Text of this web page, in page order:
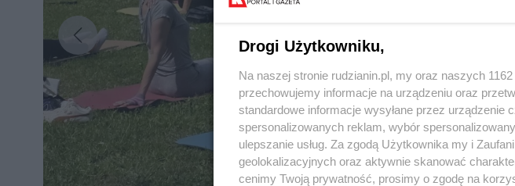
Wydawca mediów lokalnych
zapoznać się z:
polityką prywatności regulamin korzystania z portali
Drogi Użytkowniku,
Na naszej stronie rudzianin.pl, my oraz naszych
przechowujemy informacje na urządzeniu oraz
standardowe informacje wysyłane przez urządzenie
spersonalizowanych reklam, wybór
ulepszanie usług. Za zgodą Użytkownika my i
geolokalizacyjnych oraz aktywnie skanować
cenimy Twoją prywatność, prosimy o zgodę na